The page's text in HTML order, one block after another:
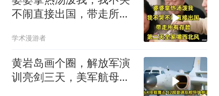
不闹直接出国，带走所有
学术漫游者
黄岩岛画个圈，解放军演
训亮剑三天，美军航母从